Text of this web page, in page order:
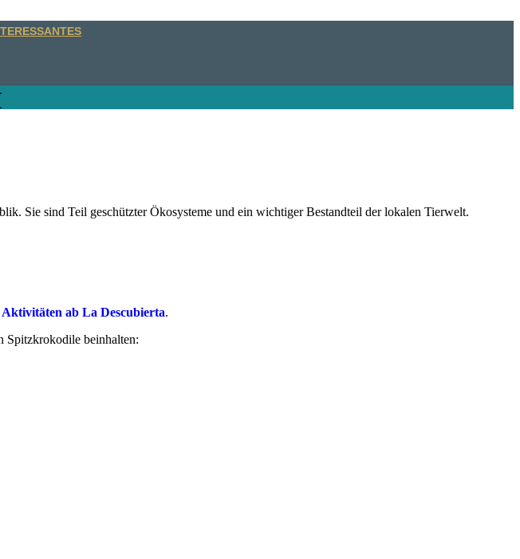
Sie sind Teil geschützter Ökosysteme und ein wichtiger Bestandteil der lokalen Tierwelt.
Aktivitäten ab La Descubierta.
Spitzkrokodile beinhalten: